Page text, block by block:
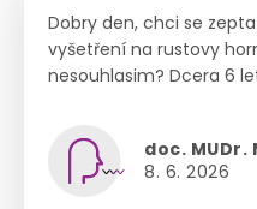
Dobry den, chci se
vyšetření na rustovy
nesouhlasim? Dcera 6
doc.
8. 6. 2026